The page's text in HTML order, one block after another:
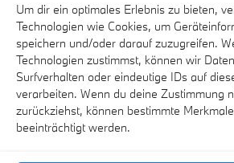
Um dir ein optimales Erlebnis zu bieten,
Technologien wie Cookies, um
speichern und/oder darauf zuzugreifen.
Technologien zustimmst, können wir
Surfverhalten oder eindeutige IDs auf
verarbeiten. Wenn du deine Zustimmung
zurückziehst, können bestimmte
beeinträchtigt werden.